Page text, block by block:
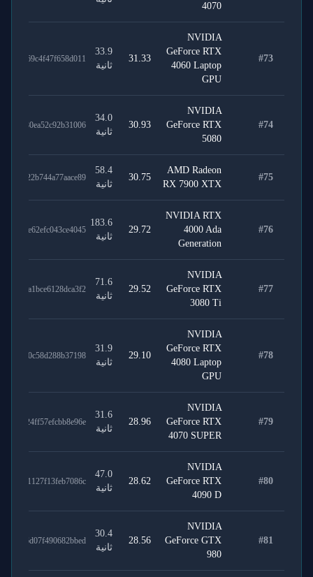
4070
#73
NVIDIA
GeForce RTX
4060 Laptop
GPU
31.33
33.9
ثانية
9088769c4f47f658d011
#74
NVIDIA
GeForce RTX
5080
30.93
34.0
ثانية
17c1480ea52c92b31006
#75
AMD Radeon
RX 7900 XTX
30.75
58.4
ثانية
7cd1122b744a77aace89
#76
NVIDIA RTX
4000 Ada
Generation
29.72
183.6
ثانية
80e59e62efc043ce4045
#77
NVIDIA
GeForce RTX
3080 Ti
29.52
71.6
ثانية
82aaba1bce6128dca3f2
#78
NVIDIA
GeForce RTX
4080 Laptop
GPU
29.10
31.9
ثانية
1a52720c58d288b37198
#79
NVIDIA
GeForce RTX
4070 SUPER
28.96
31.6
ثانية
59eb24ff57efcbb8e96e
#80
NVIDIA
GeForce RTX
4090 D
28.62
47.0
ثانية
7202a1127f13feb7086c
#81
NVIDIA
GeForce GTX
980
28.56
30.4
ثانية
6cc726d07f490682bbed